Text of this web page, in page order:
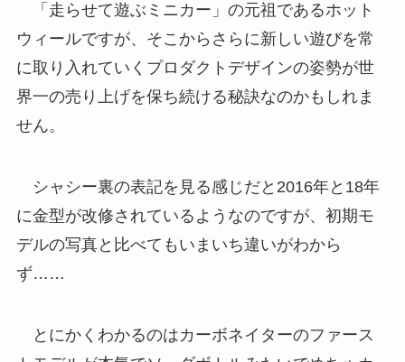
「走らせて遊ぶミニカー」の元祖であるホット
ウィールですが、そこからさらに新しい遊びを常
に取り入れていくプロダクトデザインの姿勢が世
界一の売り上げを保ち続ける秘訣なのかもしれま
せん。
シャシー裏の表記を見る感じだと2016年と18年
に金型が改修されているようなのですが、初期モ
デルの写真と比べてもいまいち違いがわから
ず……
とにかくわかるのはカーボネイターのファース